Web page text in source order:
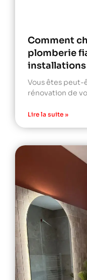
Comment
plomberie
installations
Vous êtes peut-
rénovation de
Lire la suite »